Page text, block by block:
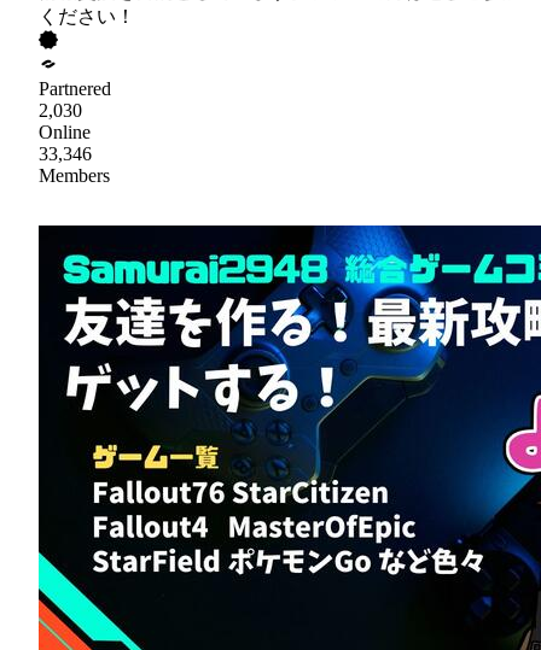
ください！
Partnered
2,030
Online
33,346
Members